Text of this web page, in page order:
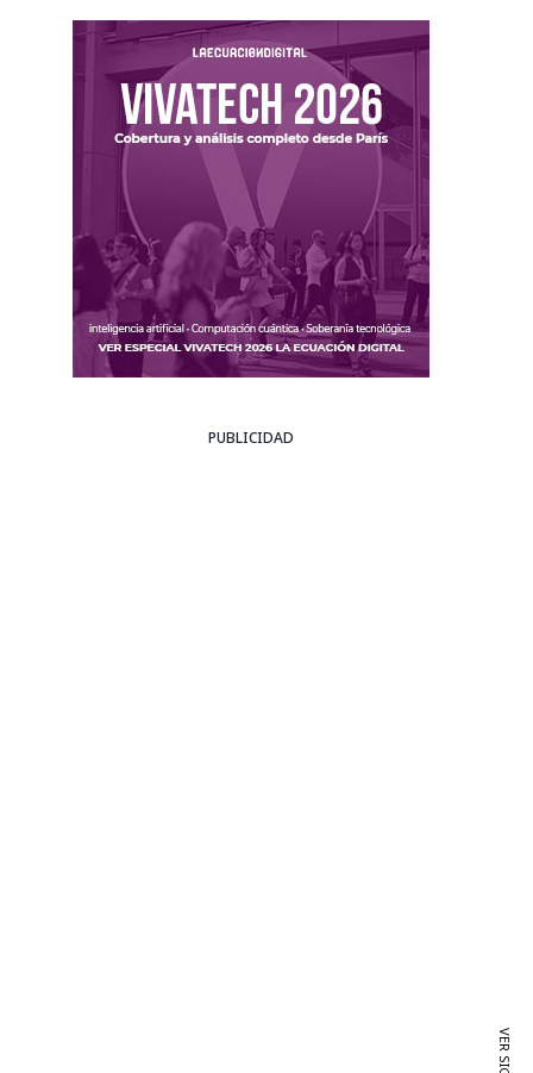
PUBLICIDAD